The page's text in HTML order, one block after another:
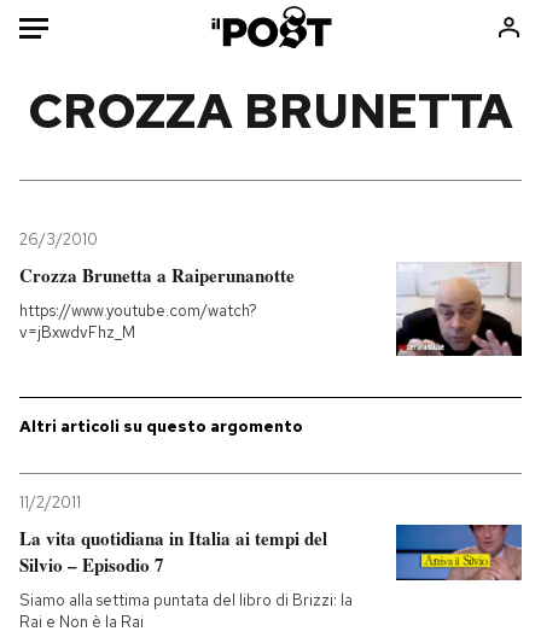
Mondo
Politica
Tecnologia
Internet
Sport
Consumismi
Ok Boomer!
Mondiali calcio 2026
PODCAST
CROZZA BRUNETTA
26/3/2010
Crozza Brunetta a Raiperunanotte
https://www.youtube.com/watch?
v=jBxwdvFhz_M
Altri articoli su questo argomento
11/2/2011
La vita quotidiana in Italia ai tempi del
Silvio – Episodio 7
Siamo alla settima puntata del libro di Brizzi: la
Rai e Non è la Rai